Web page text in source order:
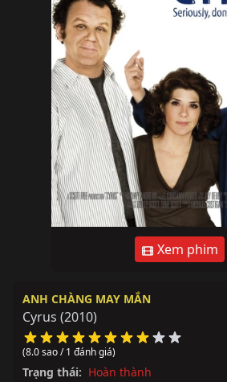
Xem phim
ANH CHÀNG MAY MẮN
Cyrus (2010)
(8.0 sao / 1 đánh giá)
Trạng thái: Hoàn thành